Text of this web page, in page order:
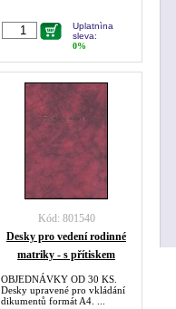
Uplatnìna
sleva:
0%
Kód: 801540
Desky pro vedení rodinné
matriky - s přítiskem
OBJEDNÁVKY OD 30 KS.
Desky upravené pro vkládání
dikumentů formát A4. ...